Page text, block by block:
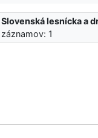
Slovenská lesnícka a
1